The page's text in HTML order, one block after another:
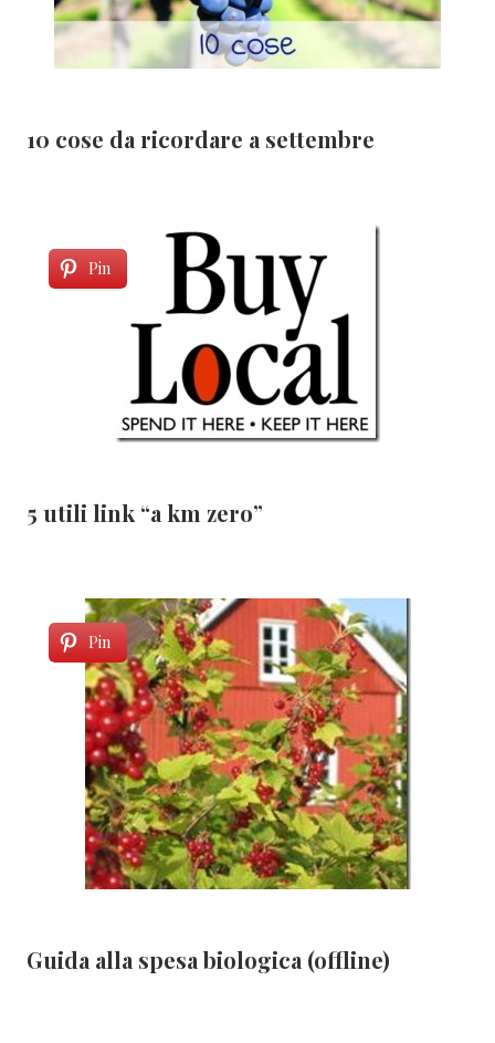
10 cose da ricordare a settembre
Pin
5 utili link “a km zero”
Pin
Guida alla spesa biologica (offline)